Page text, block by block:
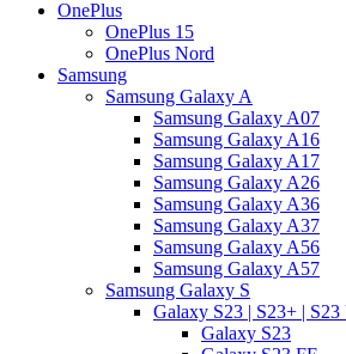
OnePlus
OnePlus 15
OnePlus Nord
Samsung
Samsung Galaxy A
Samsung Galaxy A07
Samsung Galaxy A16
Samsung Galaxy A17
Samsung Galaxy A26
Samsung Galaxy A36
Samsung Galaxy A37
Samsung Galaxy A56
Samsung Galaxy A57
Samsung Galaxy S
Galaxy S23 | S23+ | S23
Galaxy S23